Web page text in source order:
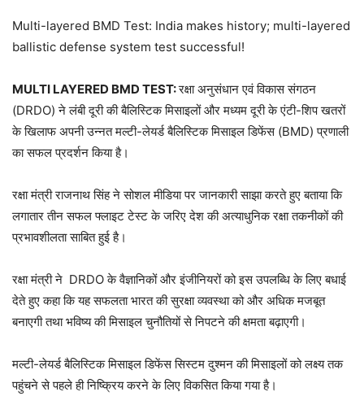
Multi-layered BMD Test: India makes history; multi-layered
ballistic defense system test successful!
MULTI LAYERED BMD TEST:रक्षा अनुसंधान एवं विकास संगठन
(DRDO) ने लंबी दूरी की बैलिस्टिक मिसाइलों और मध्यम दूरी के एंटी-शिप खतरों
के खिलाफ अपनी उन्नत मल्टी-लेयर्ड बैलिस्टिक मिसाइल डिफेंस (BMD) प्रणाली
का सफल प्रदर्शन किया है।
रक्षा मंत्री राजनाथ सिंह ने सोशल मीडिया पर जानकारी साझा करते हुए बताया कि
लगातार तीन सफल फ्लाइट टेस्ट के जरिए देश की अत्याधुनिक रक्षा तकनीकों की
प्रभावशीलता साबित हुई है।
रक्षा मंत्री ने DRDO के वैज्ञानिकों और इंजीनियरों को इस उपलब्धि के लिए बधाई
देते हुए कहा कि यह सफलता भारत की सुरक्षा व्यवस्था को और अधिक मजबूत
बनाएगी तथा भविष्य की मिसाइल चुनौतियों से निपटने की क्षमता बढ़ाएगी।
मल्टी-लेयर्ड बैलिस्टिक मिसाइल डिफेंस सिस्टम दुश्मन की मिसाइलों को लक्ष्य तक
पहुंचने से पहले ही निष्क्रिय करने के लिए विकसित किया गया है।